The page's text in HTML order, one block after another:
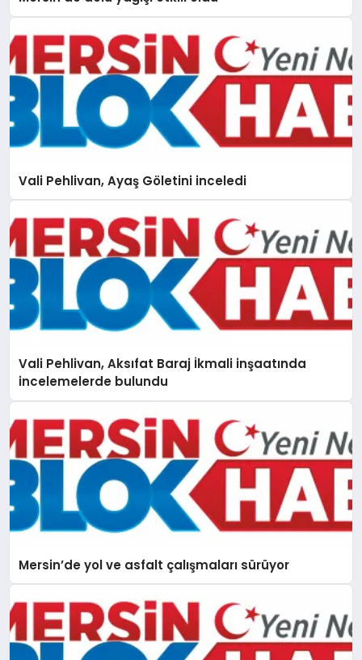
Vali Pehlivan, Ayaş Göletini inceledi
Vali Pehlivan, Aksıfat Baraj İkmali inşaatında
incelemelerde bulundu
Mersin’de yol ve asfalt çalışmaları sürüyor